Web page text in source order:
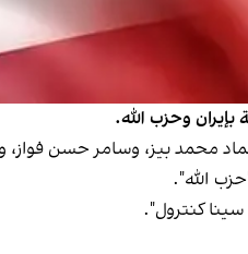
وحزب الله.
محمد بيز، وسامر حسن
الله".
كنترول".